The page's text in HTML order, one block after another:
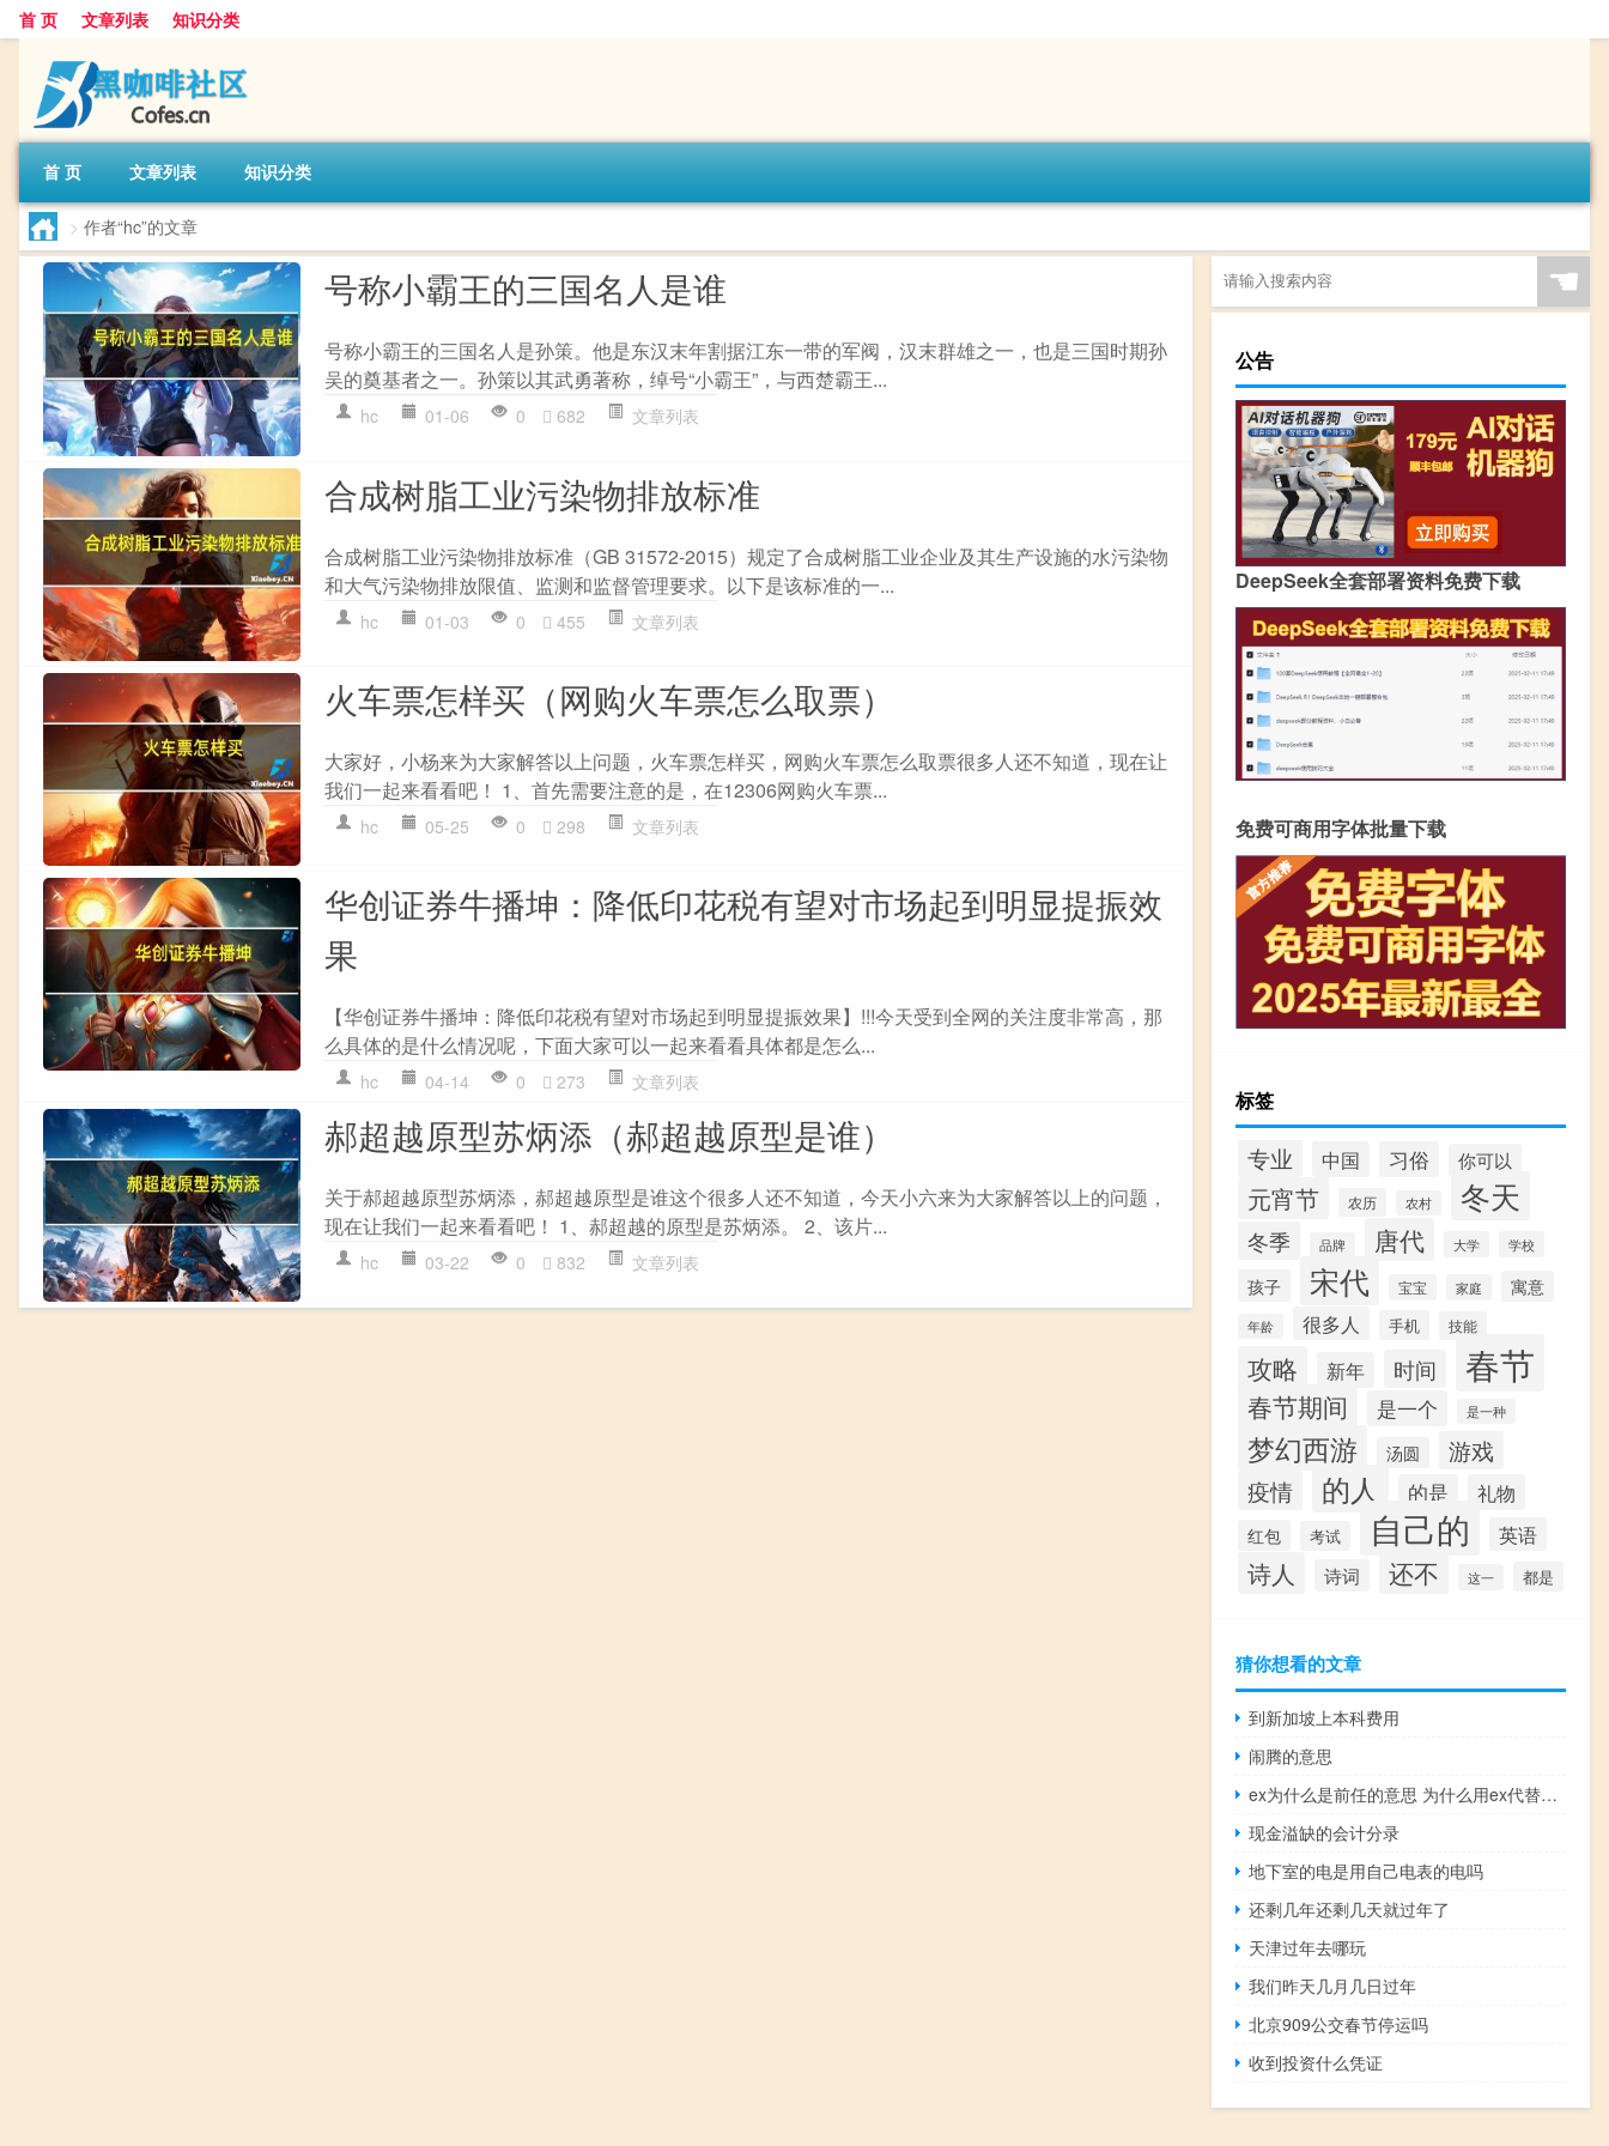
首 页 文章列表 知识分类
首 页 文章列表 知识分类
> 作者“hc”的文章
号称小霸王的三国名人是谁
号称小霸王的三国名人是孙策。他是东汉末年割据江东一带的军阀，汉末群雄之一，也是三国时期孙
吴的奠基者之一。孙策以其武勇著称，绰号“小霸王”，与西楚霸王...
hc 01-06 0 682 文章列表
合成树脂工业污染物排放标准
合成树脂工业污染物排放标准（GB 31572-2015）规定了合成树脂工业企业及其生产设施的水污染物
和大气污染物排放限值、监测和监督管理要求。以下是该标准的一...
hc 01-03 0 455 文章列表
火车票怎样买（网购火车票怎么取票）
大家好，小杨来为大家解答以上问题，火车票怎样买，网购火车票怎么取票很多人还不知道，现在让
我们一起来看看吧！ 1、首先需要注意的是，在12306网购火车票...
hc 05-25 0 298 文章列表
华创证券牛播坤：降低印花税有望对市场起到明显提振效
果
【华创证券牛播坤：降低印花税有望对市场起到明显提振效果】!!!今天受到全网的关注度非常高，那
么具体的是什么情况呢，下面大家可以一起来看看具体都是怎么...
hc 04-14 0 273 文章列表
郝超越原型苏炳添（郝超越原型是谁）
关于郝超越原型苏炳添，郝超越原型是谁这个很多人还不知道，今天小六来为大家解答以上的问题，
现在让我们一起来看看吧！ 1、郝超越的原型是苏炳添。 2、该片...
hc 03-22 0 832 文章列表
☚
公告
DeepSeek全套部署资料免费下载
免费可商用字体批量下载
标签
专业 中国 习俗 你可以
元宵节 农历 农村 冬天
冬季 品牌 唐代 大学 学校
孩子 宋代 宝宝 家庭 寓意
年龄 很多人 手机 技能
攻略 新年 时间 春节
春节期间 是一个 是一种
梦幻西游 汤圆 游戏
疫情 的人 的是 礼物
红包 考试 自己的 英语
诗人 诗词 还不 这一 都是
猜你想看的文章
到新加坡上本科费用
闹腾的意思
ex为什么是前任的意思 为什么用ex代替前任什么梗
现金溢缺的会计分录
地下室的电是用自己电表的电吗
还剩几年还剩几天就过年了
天津过年去哪玩
我们昨天几月几日过年
北京909公交春节停运吗
收到投资什么凭证